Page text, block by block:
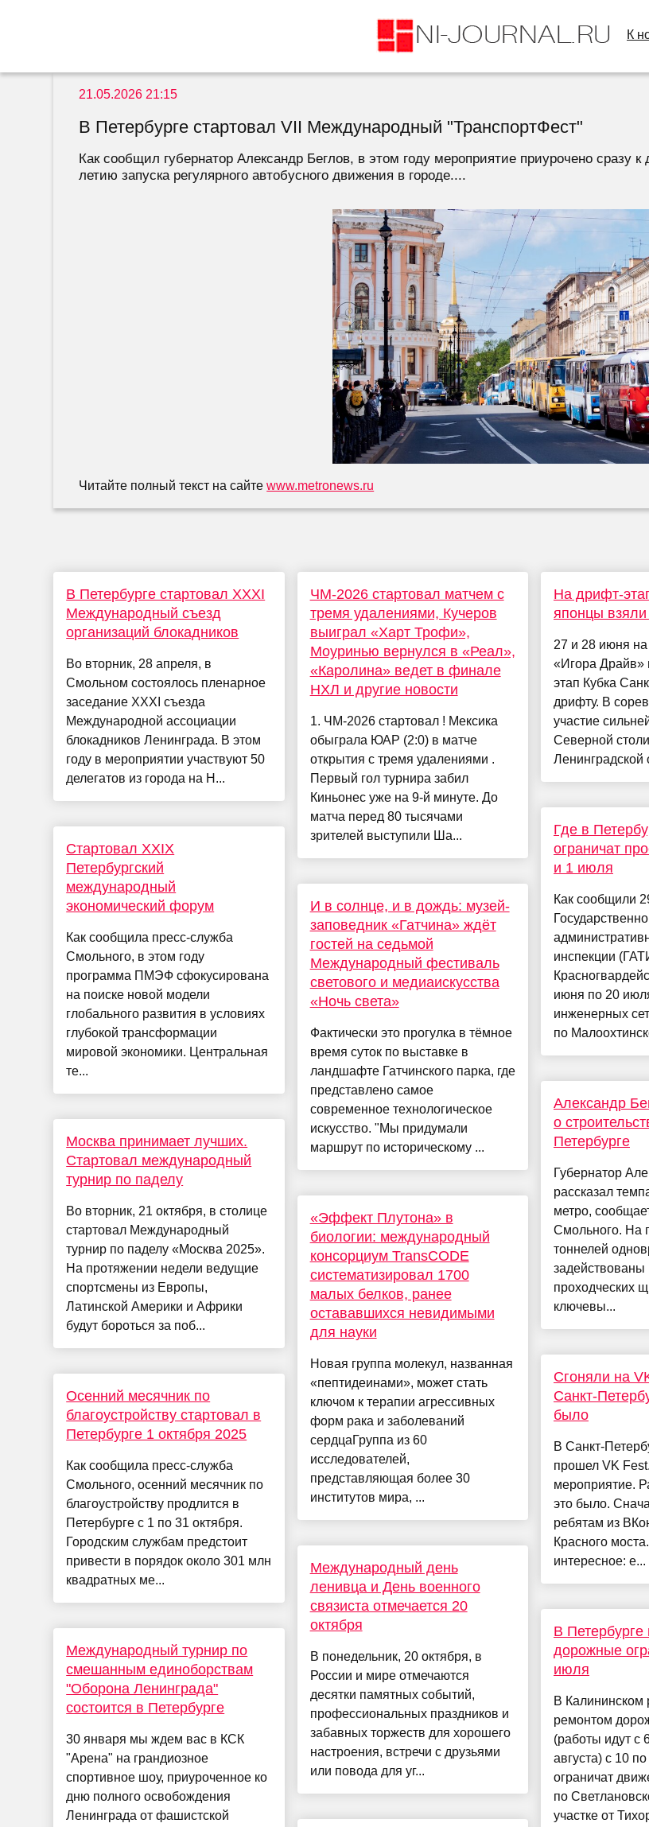
К
21.05.2026 21:15
В Петербурге стартовал VII Международный "ТранспортФест"
Как сообщил губернатор Александр Беглов, в этом году мероприятие приурочено
летию запуска регулярного автобусного движения в городе....
Читайте полный текст на сайтеwww.metronews.ru
В Петербурге стартовал XXXI
Международный съезд
организаций блокадников
Во вторник, 28 апреля, в
Смольном состоялось пленарное
заседание XXXI съезда
Международной ассоциации
блокадников Ленинграда. В этом
году в мероприятии участвуют 50
делегатов из города на Н...
Стартовал XXIX
Петербургский
международный
экономический форум
Как сообщила пресс-служба
Смольного, в этом году
программа ПМЭФ сфокусирована
на поиске новой модели
глобального развития в условиях
глубокой трансформации
мировой экономики. Центральная
те...
Москва принимает лучших.
Стартовал международный
турнир по паделу
Во вторник, 21 октября, в столице
стартовал Международный
турнир по паделу «Москва 2025».
На протяжении недели ведущие
спортсмены из Европы,
Латинской Америки и Африки
будут бороться за поб...
Осенний месячник по
благоустройству стартовал в
Петербурге 1 октября 2025
Как сообщила пресс-служба
Смольного, осенний месячник по
благоустройству продлится в
Петербурге с 1 по 31 октября.
Городским службам предстоит
привести в порядок около 301 млн
квадратных ме...
Международный турнир по
смешанным единоборствам
"Оборона Ленинграда"
состоится в Петербурге
30 января мы ждем вас в КСК
"Арена" на грандиозное
спортивное шоу, приуроченное ко
дню полного освобождения
Ленинграда от фашистской
ЧМ-2026 стартовал матчем с
тремя удалениями, Кучеров
выиграл «Харт Трофи»,
Моуринью вернулся в «Реал»,
«Каролина» ведет в финале
НХЛ и другие новости
1. ЧМ-2026 стартовал ! Мексика
обыграла ЮАР (2:0) в матче
открытия с тремя удалениями .
Первый гол турнира забил
Киньонес уже на 9-й минуте. До
матча перед 80 тысячами
зрителей выступили Ша...
И в солнце, и в дождь: музей-
заповедник «Гатчина» ждёт
гостей на седьмой
Международный фестиваль
светового и медиаискусства
«Ночь света»
Фактически это прогулка в тёмное
время суток по выставке в
ландшафте Гатчинского парка, где
представлено самое
современное технологическое
искусство. "Мы придумали
маршрут по историческому ...
«Эффект Плутона» в
биологии: международный
консорциум TransCODE
систематизировал 1700
малых белков, ранее
остававшихся невидимыми
для науки
Новая группа молекул, названная
«пептидеинами», может стать
ключом к терапии агрессивных
форм рака и заболеваний
сердцаГруппа из 60
исследователей,
представляющая более 30
институтов мира, ...
Международный день
ленивца и День военного
связиста отмечается 20
октября
В понедельник, 20 октября, в
России и мире отмечаются
десятки памятных событий,
профессиональных праздников и
забавных торжеств для хорошего
настроения, встречи с друзьями
или повода для уг...
На дрифт-
японцы
27 и 28 июня
«Игора Драйв»
этап Кубка
дрифту. В
участие
Северной
Ленинградской
Где в
ограничат
и 1 июля
Как сообщили
инспекции
июня по 20
инженерных
по
Александр
о
Петербурге
Губернатор
рассказал
метро,
Смольного. На
тоннелей
задействованы
проходческих
ключевы...
Сгоняли на
Санкт-
было
В Санкт-
прошел VK
мероприятие.
это было.
ребятам из
Красного
интересное: е...
В
дорожные
июля
В Калининском
ремонтом
(работы идут с
августа) с 10
ограничат
по
участке от